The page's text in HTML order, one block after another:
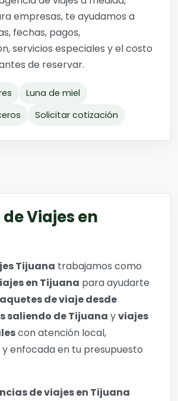
empresas, te ayudamos a
fechas, pagos,
servicios especiales y el costo
de reservar.
Luna de miel
Solicitar cotización
Viajes en
Tijuana trabajamos como
en Tijuana para ayudarte
de viaje desde
saliendo de Tijuana yviajes
con atención local,
enfocada en tu presupuesto
de viajes en Tijuana